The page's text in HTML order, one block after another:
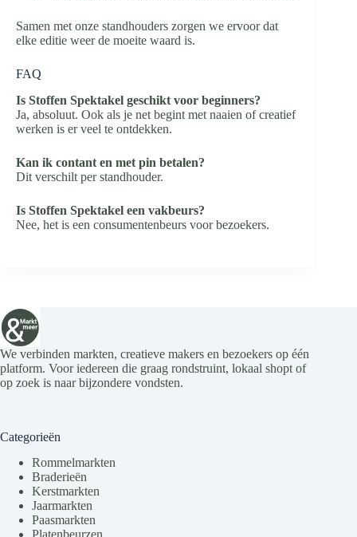
Samen met onze standhouders zorgen we ervoor dat
elke editie weer de moeite waard is.
FAQ
Is Stoffen Spektakel geschikt voor beginners?
Ja, absoluut. Ook als je net begint met naaien of creatief
werken is er veel te ontdekken.
Kan ik contant en met pin betalen?
Dit verschilt per standhouder.
Is Stoffen Spektakel een vakbeurs?
Nee, het is een consumentenbeurs voor bezoekers.
We verbinden markten, creatieve makers en bezoekers op één
platform. Voor iedereen die graag rondstruint, lokaal shopt of
op zoek is naar bijzondere vondsten.
Categorieën
Rommelmarkten
Braderieën
Kerstmarkten
Jaarmarkten
Paasmarkten